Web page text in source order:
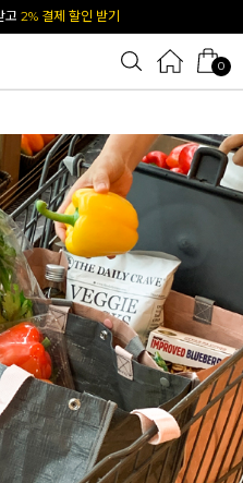
1천원 즉시 할인 쿠폰
0